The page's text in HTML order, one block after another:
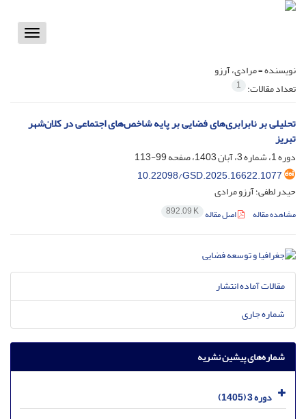
Toggle
نویسنده =مرادی، آرزو
تعداد مقالات: 1
تحلیلی بر نابرابری‌های فضایی بر پایه شاخص‌های اجتماعی در کلان‌شهر
تبریز
دوره 1، شماره 3، آبان 1403، صفحه
99-113
10.22098/GSD.2025.16622.1077
حیدر لطفی؛ آرزو مرادی
مشاهده مقاله اصل مقاله 892.09 K
مقالات آماده انتشار
شماره جاری
شماره‌های پیشین نشریه
دوره 3 (1405)